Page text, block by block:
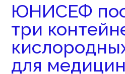
ЮНИСЕФ
три
для